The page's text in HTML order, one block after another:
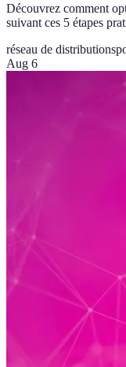
Découvrez comment
suivant ces 5 étapes
réseau de distribution
Aug 6